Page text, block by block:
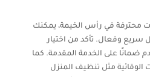
محترفة في رأس الخيمة، يمكنك
وفعال. تأكد من اختيار
ضمانًا على الخدمة المقدمة. كما
الوقائية مثل تنظيف المنزل